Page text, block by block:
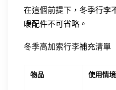
在這個前提下，冬季行李
暖配件不可省略。
冬季高加索行李補充清單
物品 使用情境